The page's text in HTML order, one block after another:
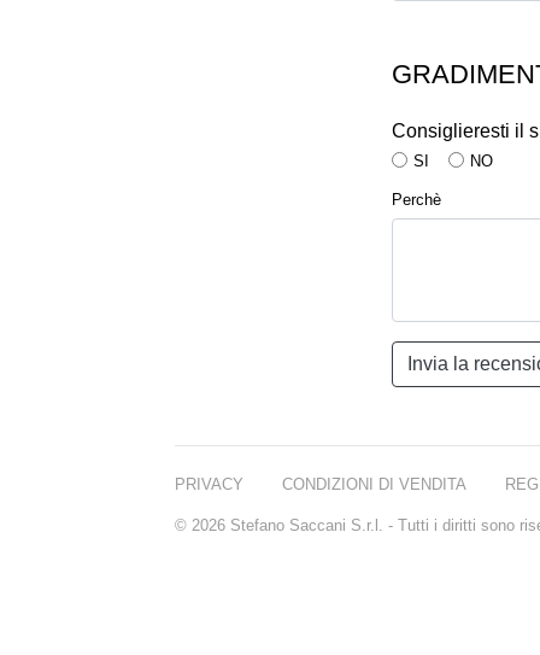
Consiglieresti il
SI NO
Perchè
PRIVACY CONDIZIONI DI VENDITA
© 2026 Stefano Saccani S.r.l. - Tutti i diritti sono